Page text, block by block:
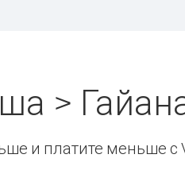
>
и платите меньше